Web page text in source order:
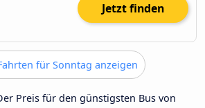
Jetzt finden
für Sonntag anzeigen
Preis für den günstigsten Bus von